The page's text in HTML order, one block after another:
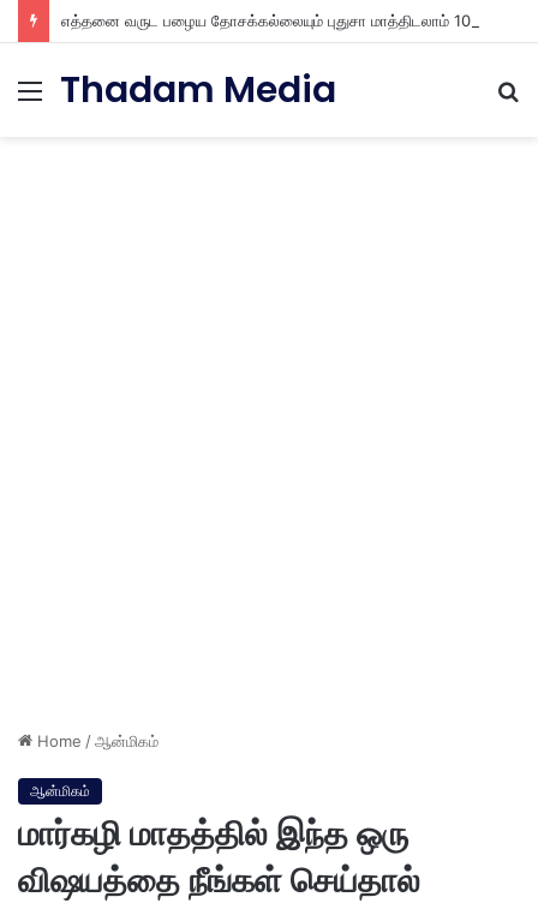
Menu
Thadam Media
Home /ஆன்மிகம்
ஆன்மிகம்
மார்கழி மாதத்தில் இந்த ஒரு
விஷயத்தை நீங்கள் செய்தால்